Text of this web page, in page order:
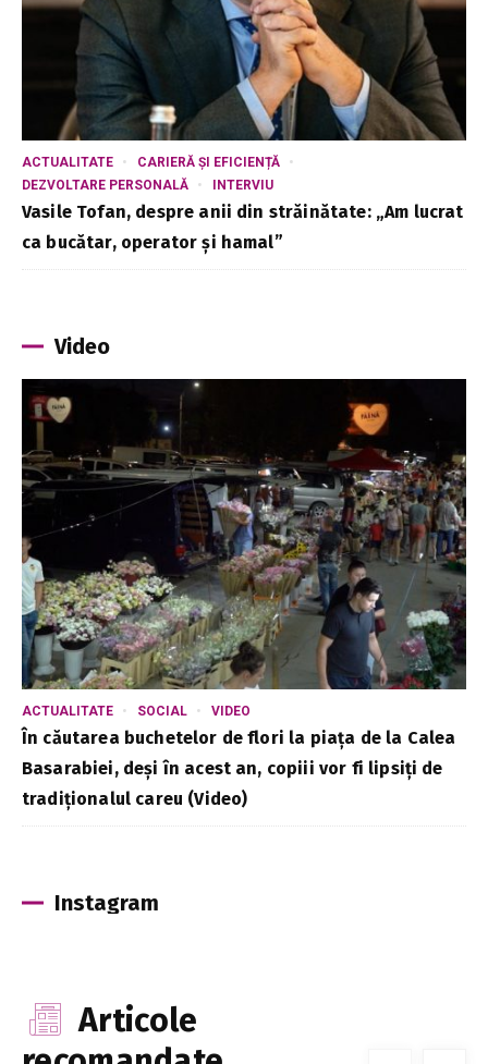
ACTUALITATE
CARIERĂ ȘI EFICIENȚĂ
DEZVOLTARE PERSONALĂ
INTERVIU
Vasile Tofan, despre anii din străinătate: „Am lucrat
ca bucătar, operator și hamal”
Video
ACTUALITATE SOCIAL VIDEO
În căutarea buchetelor de flori la piața de la Calea
Basarabiei, deși în acest an, copiii vor fi lipsiți de
tradiționalul careu (Video)
Instagram
Articole